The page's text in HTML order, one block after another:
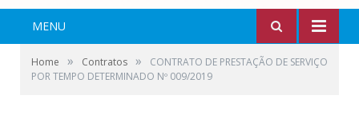
MENU
Home » Contratos »
CONTRATO DE PRESTAÇÃO DE SERVIÇO
POR TEMPO DETERMINADO Nº 009/2019